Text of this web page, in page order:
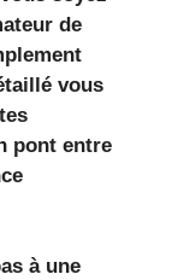
de
vous
pont entre
à une